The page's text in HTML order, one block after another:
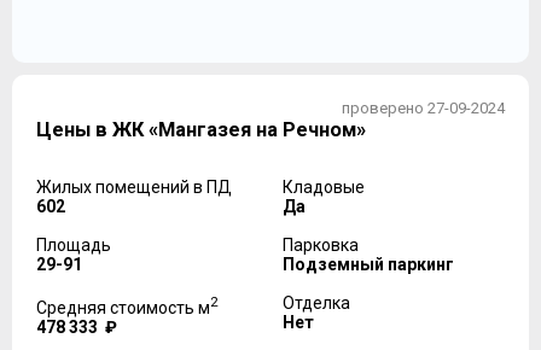
проверено 27-09-2024
Цены в ЖК «Мангазея на Речном»
Жилых помещений в ПД
602
Площадь
29-91
Средняя стоимость м2
478 333 ₽
Кладовые
Да
Парковка
Подземный паркинг
Отделка
Нет